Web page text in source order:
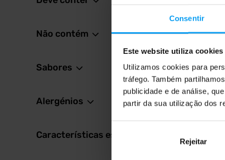
Consentir
Este website utiliza cookies
Utilizamos cookies para
tráfego. Também
publicidade e de análise,
partir da sua utilização dos
Rejeitar
Não contém
Sabores
Alergénios
Características especiais
2,79